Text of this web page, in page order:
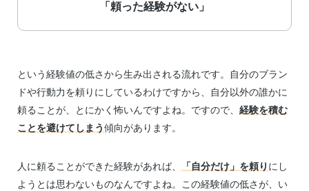
「頼った経験がない」
という経験値の低さから生み出される流れです。自分のブラン
ドや行動力を頼りにしているわけですから、自分以外の誰かに
頼ることが、とにかく怖いんですよね。ですので、 経験を積む
ことを避けてしまう傾向があります。
人に頼ることができた経験があれば、 「自分だけ」を頼り にし
ようとは思わないものなんですよね。この経験値の低さが、い